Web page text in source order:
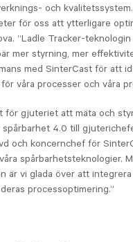
och
för oss att ytterligare
“Ladle Tracker-
mer styrning, mer
med SinterCast för att
våra processer och våra
för gjuteriet att mäta och
4.0 till
och koncernchef för
spårbarhetsteknologier.
är vi glada över att
processoptimering.”